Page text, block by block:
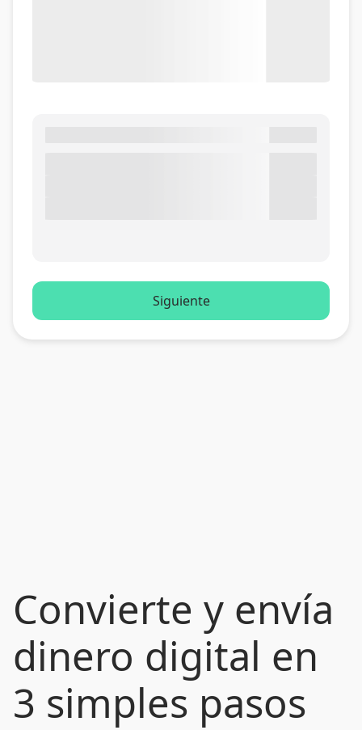
Convierte y envía
dinero digital en
3 simples pasos
Siguiente